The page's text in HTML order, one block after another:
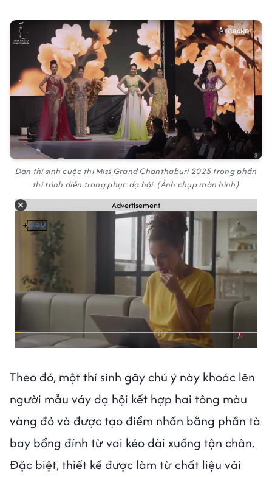
Dàn thí sinh cuộc thi Miss Grand Chanthaburi 2025 trong phần
thi trình diễn trang phục dạ hội. (Ảnh chụp màn hình)
Advertisement
Theo đó, một thí sinh gây chú ý này khoác lên
người mẫu váy dạ hội kết hợp hai tông màu
vàng đỏ và được tạo điểm nhấn bằng phần tà
bay bổng đính từ vai kéo dài xuống tận chân.
Đặc biệt, thiết kế được làm từ chất liệu vải